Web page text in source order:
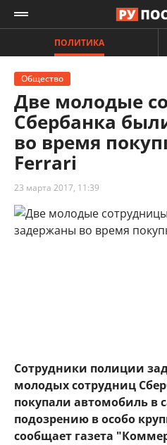
ПОЛИТИКА
Общество
Две молодые
Сбербанка
во время
Ferrari
23 марта 2017, 11:39
Сотрудники полиции
молодых сотрудниц
покупали автомобиль в
подозрению в особо
сообщает газета